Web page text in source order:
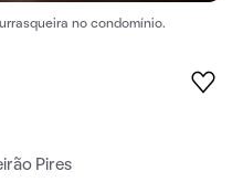
no condomínio.
Pires